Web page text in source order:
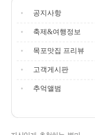
공지사항
축제&여행정보
목포맛집 프리뷰
고객게시판
추억앨범